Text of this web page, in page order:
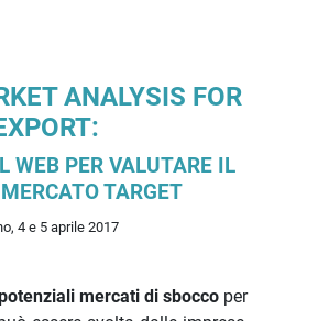
iniziativa
ANALYSIS FOR
WEB PER VALUTARE IL
TARGET
4 e 5 aprile 2017
mercati di sbocco per